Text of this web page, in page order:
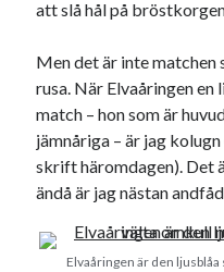
att slå hål på
Men det är inte
rusa. När Elvaåringen en
match – hon som är
jämnåriga – är jag
skrift häromdagen). Det
ändå är jag nästan
Elvaåringen är den